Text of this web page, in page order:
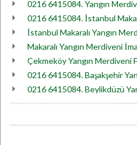
0216 6415084. Yangın
0216 6415084. İstanbul
İstanbul Makaralı Yangın
Makaralı Yangın Merdiveni
Çekmeköy Yangın Merdiveni
0216 6415084. Başakşehir
0216 6415084. Beylikdüzü